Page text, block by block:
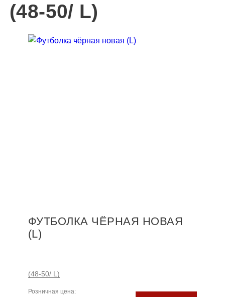
(48-50/ L)
ФУТБОЛКА ЧЁРНАЯ НОВАЯ
(L)
(48-50/ L)
Розничная цена: